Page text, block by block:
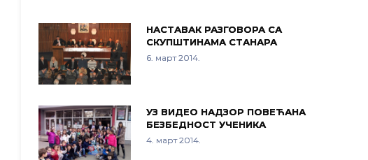
НАСТАВАК РАЗГОВОРА СА
СКУПШТИНАМА СТАНАРА
6. март 2014.
УЗ ВИДЕО НАДЗОР ПОВЕЋАНА
БЕЗБЕДНОСТ УЧЕНИКА
4. март 2014.